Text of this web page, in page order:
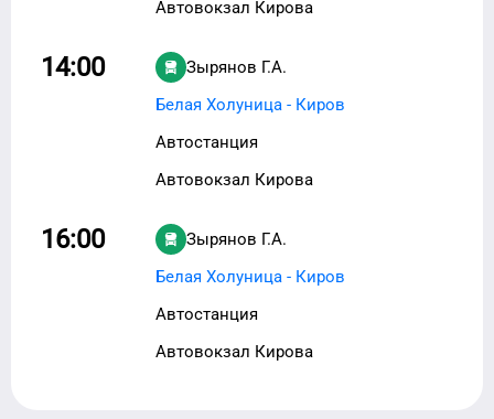
Автовокзал Кирова
14:00
Зырянов Г.А.
Белая Холуница - Киров
Автостанция
Автовокзал Кирова
16:00
Зырянов Г.А.
Белая Холуница - Киров
Автостанция
Автовокзал Кирова